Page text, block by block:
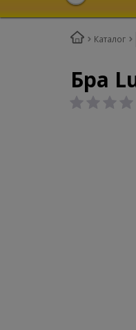
Каталог
Бра